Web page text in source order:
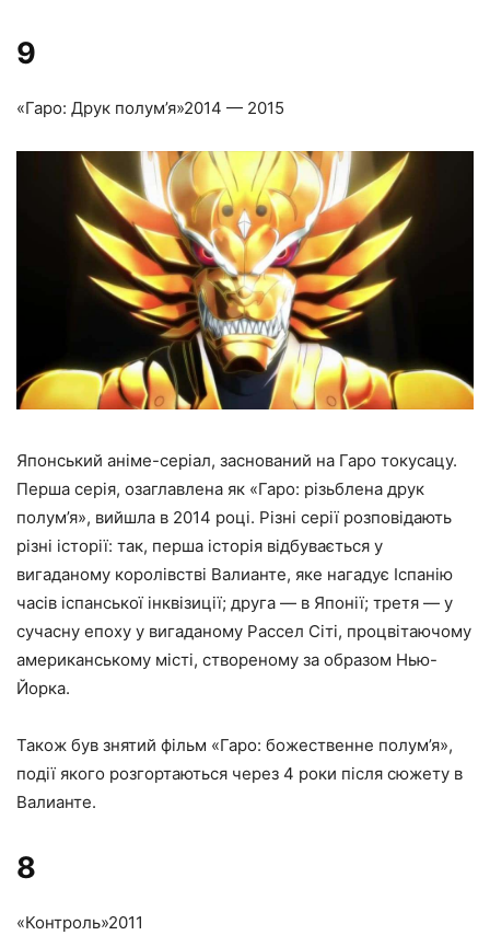
9
«Гаро: Друк полум’я»2014 — 2015
Японський аніме-серіал, заснований на Гаро токусацу.
Перша серія, озаглавлена як «Гаро: різьблена друк
полум’я», вийшла в 2014 році. Різні серії розповідають
різні історії: так, перша історія відбувається у
вигаданому королівстві Валианте, яке нагадує Іспанію
часів іспанської інквізиції; друга — в Японії; третя — у
сучасну епоху у вигаданому Рассел Сіті, процвітаючому
американському місті, створеному за образом Нью-
Йорка.
Також був знятий фільм «Гаро: божественне полум’я»,
події якого розгортаються через 4 роки після сюжету в
Валианте.
8
«Контроль»2011